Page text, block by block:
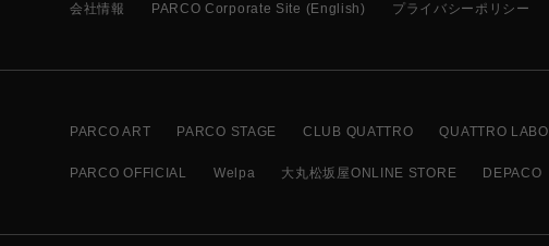
会社情報 PARCO Corporate Site (English) プライバシーポリシー
PARCO ART PARCO STAGE CLUB QUATTRO QUATTRO LABO
PARCO OFFICIAL Welpa 大丸松坂屋ONLINE STORE DEPACO